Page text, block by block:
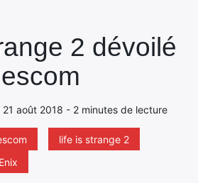
2 dévoilé
21 août 2018 - 2 minutes de lecture
life is strange 2